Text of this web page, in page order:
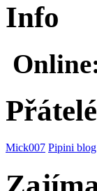
Info
Přátelé
Mick007 Pipini blog